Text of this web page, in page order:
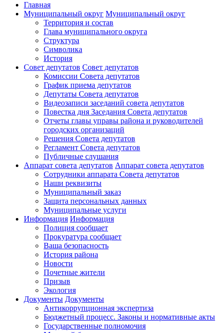
Главная
Муниципальный округ Муниципальный округ
Территория и состав
Глава муниципального округа
Структура
Символика
История
Совет депутатов Совет депутатов
Комиссии Совета депутатов
График приема депутатов
Депутаты Совета депутатов
Видеозаписи заседаний совета депутатов
Повестка дня Заседания Совета депутатов
Отчеты главы управы района и руководителей
городских организаций
Решения Совета депутатов
Регламент Совета депутатов
Публичные слушания
Аппарат совета депутатов Аппарат совета депутатов
Сотрудники аппарата Совета депутатов
Наши реквизиты
Муниципальный заказ
Защита персональных данных
Муниципальные услуги
Информация Информация
Полиция сообщает
Прокуратура сообщает
Ваша безопасность
История района
Новости
Почетные жители
Призыв
Экология
Документы Документы
Антикоррупционная экспертиза
Бюджетный процесс. Законы и нормативные акты
Государственные полномочия